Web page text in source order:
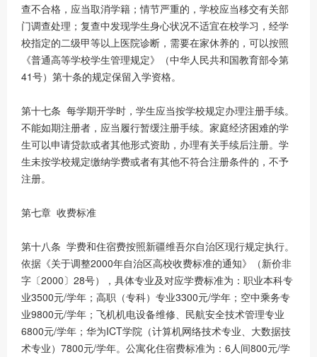
查不合格，应当取消学籍；情节严重的，学校应当移交有关部
门调查处理；复查中发现学生身心状况不适宜在校学习，经学
校指定的二级甲等以上医院诊断，需要在家休养的，可以按照
《普通高等学校学生管理规定》（中华人民共和国教育部令第
41号）第十条的规定保留入学资格。
第十七条 每学期开学时，学生应当按学校规定办理注册手续。
不能如期注册者，应当履行暂缓注册手续。家庭经济困难的学
生可以申请贷款或者其他形式资助，办理有关手续后注册。学
生未按学校规定缴纳学费或者有其他不符合注册条件的，不予
注册。
第七章 收费标准
第十八条 学费和住宿费按照新疆维吾尔自治区现行规定执行。
依据《关于调整2000年自治区高校收费标准的通知》（新价非
字〔2000〕28号），具体专业及对应学费标准为：职业本科专
业3500元/学年；高职（专科）专业3300元/学年；空中乘务专
业9800元/学年；飞机机电设备维修、民航安全技术管理专业
6800元/学年；华为ICT学院（计算机网络技术专业、大数据技
术专业）7800元/学年。公寓化住宿费标准为：6人间800元/学